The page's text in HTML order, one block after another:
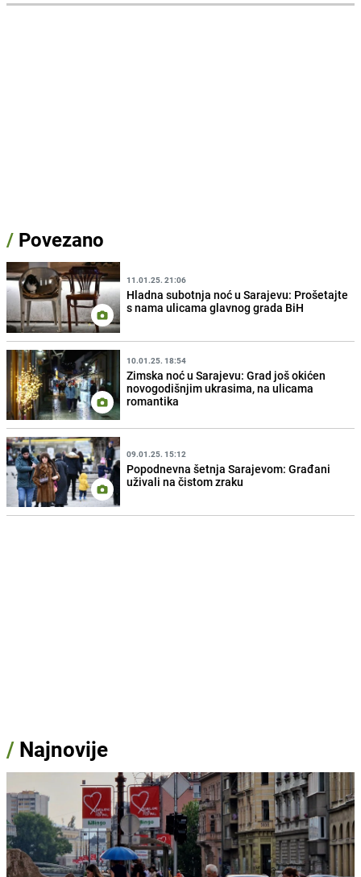
/ Povezano
11.01.25. 21:06
Hladna subotnja noć u Sarajevu: Prošetajte
s nama ulicama glavnog grada BiH
10.01.25. 18:54
Zimska noć u Sarajevu: Grad još okićen
novogodišnjim ukrasima, na ulicama
romantika
09.01.25. 15:12
Popodnevna šetnja Sarajevom: Građani
uživali na čistom zraku
/ Najnovije